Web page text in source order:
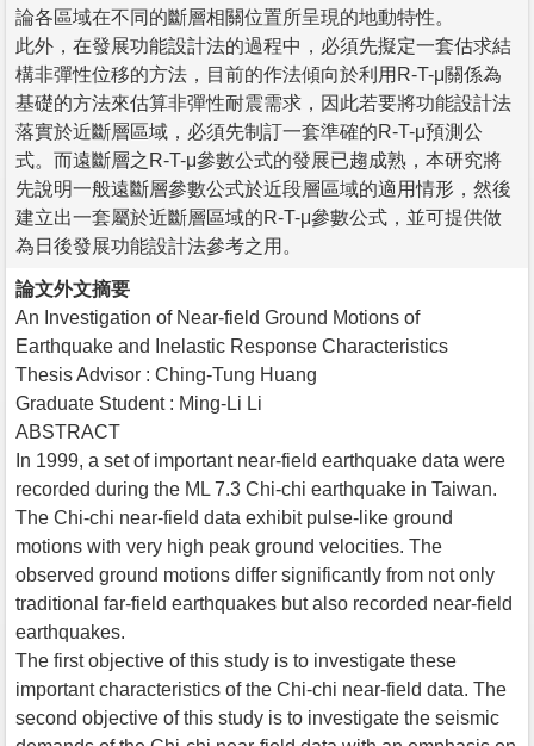
論各區域在不同的斷層相關位置所呈現的地動特性。
此外，在發展功能設計法的過程中，必須先擬定一套估求結
構非彈性位移的方法，目前的作法傾向於利用R-T-μ關係為
基礎的方法來估算非彈性耐震需求，因此若要將功能設計法
落實於近斷層區域，必須先制訂一套準確的R-T-μ預測公
式。而遠斷層之R-T-μ參數公式的發展已趨成熟，本研究將
先說明一般遠斷層參數公式於近段層區域的適用情形，然後
建立出一套屬於近斷層區域的R-T-μ參數公式，並可提供做
為日後發展功能設計法參考之用。
論文外文摘要
An Investigation of Near-field Ground Motions of
Earthquake and Inelastic Response Characteristics
Thesis Advisor : Ching-Tung Huang
Graduate Student : Ming-Li Li
ABSTRACT
In 1999, a set of important near-field earthquake data were
recorded during the ML 7.3 Chi-chi earthquake in Taiwan.
The Chi-chi near-field data exhibit pulse-like ground
motions with very high peak ground velocities. The
observed ground motions differ significantly from not only
traditional far-field earthquakes but also recorded near-field
earthquakes.
The first objective of this study is to investigate these
important characteristics of the Chi-chi near-field data. The
second objective of this study is to investigate the seismic